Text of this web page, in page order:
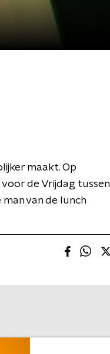
maakt. Op
de Vrijdag tussen
van de lunch